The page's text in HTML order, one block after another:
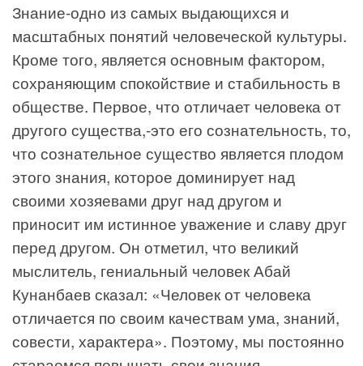
Знание-одно из самых выдающихся и
масштабных понятий человеческой культуры.
Кроме того, является основным фактором,
сохраняющим спокойствие и стабильность в
обществе. Первое, что отличает человека от
другого существа,-это его сознательность, то,
что сознательное существо является плодом
этого знания, которое доминирует над
своими хозяевами друг над другом и
приносит им истинное уважение и славу друг
перед другом. Он отметил, что великий
мыслитель, гениальный человек Абай
Кунанбаев сказал: «Человек от человека
отличается по своим качествам ума, знаний,
совести, характера». Поэтому, мы постоянно